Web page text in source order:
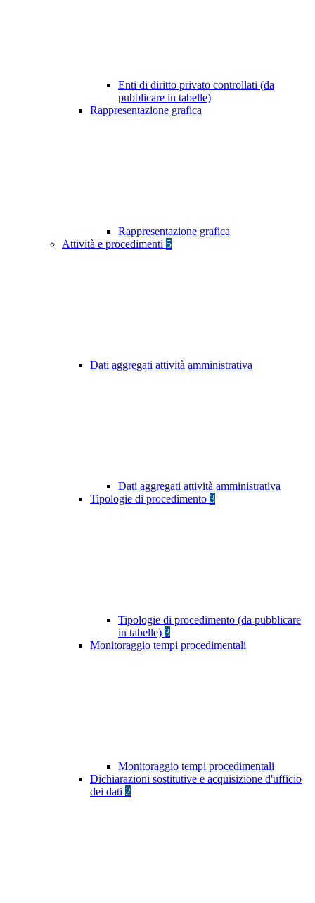
Enti di diritto privato controllati (da
pubblicare in tabelle)
Rappresentazione grafica
Rappresentazione grafica
Attività e procedimenti 5
Dati aggregati attività amministrativa
Dati aggregati attività amministrativa
Tipologie di procedimento 3
Tipologie di procedimento (da pubblicare
in tabelle) 3
Monitoraggio tempi procedimentali
Monitoraggio tempi procedimentali
Dichiarazioni sostitutive e acquisizione d'ufficio
dei dati 2